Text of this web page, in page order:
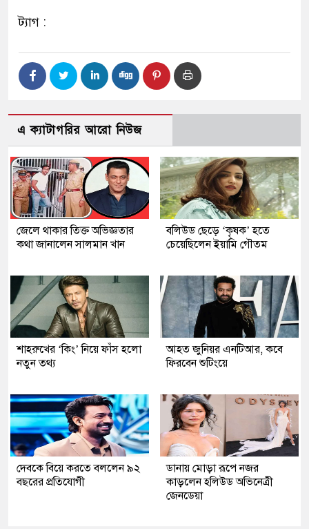
ট্যাগ :
এ ক্যাটাগরির আরো নিউজ
জেলে থাকার তিক্ত অভিজ্ঞতার
কথা জানালেন সালমান খান
বলিউড ছেড়ে ‘কৃষক’ হতে
চেয়েছিলেন ইয়ামি গৌতম
শাহরুখের ‘কিং’ নিয়ে ফাঁস হলো
নতুন তথ্য
আহত জুনিয়র এনটিআর, কবে
ফিরবেন শুটিংয়ে
দেবকে বিয়ে করতে বললেন ৯২
বছরের প্রতিযোগী
ডানায় মোড়া রূপে নজর
কাড়লেন হলিউড অভিনেত্রী
জেনডেয়া